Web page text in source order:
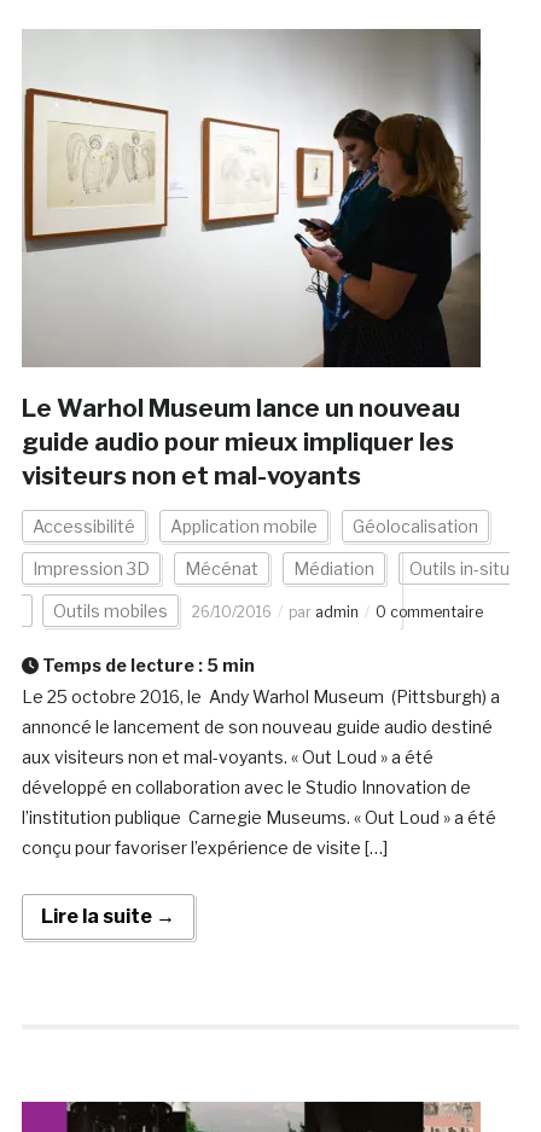
Le Warhol Museum lance un nouveau
guide audio pour mieux impliquer les
visiteurs non et mal-voyants
Accessibilité Application mobile Géolocalisation
Impression 3D Mécénat Médiation Outils in-situ
Outils mobiles 26/10/2016 par admin 0 commentaire
Temps de lecture : 5 min
Le 25 octobre 2016, le Andy Warhol Museum (Pittsburgh) a
annoncé le lancement de son nouveau guide audio destiné
aux visiteurs non et mal-voyants. « Out Loud » a été
développé en collaboration avec le Studio Innovation de
l’institution publique Carnegie Museums. « Out Loud » a été
conçu pour favoriser l’expérience de visite […]
Lire la suite →